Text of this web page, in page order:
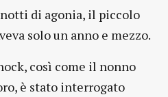
di agonia, il piccolo
solo un anno e mezzo.
così come il nonno
è stato interrogato